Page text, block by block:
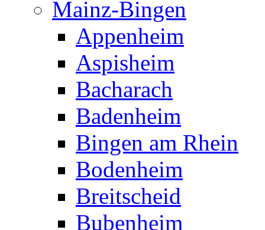
Mainz-Bingen
Appenheim
Aspisheim
Bacharach
Badenheim
Bingen am Rhein
Bodenheim
Breitscheid
Bubenheim